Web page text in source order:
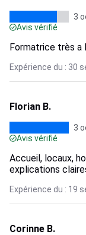
3
Avis vérifié
Formatrice très a
Expérience du : 30
Florian B.
3
Avis vérifié
Accueil, locaux,
explications
Expérience du : 19
Corinne B.